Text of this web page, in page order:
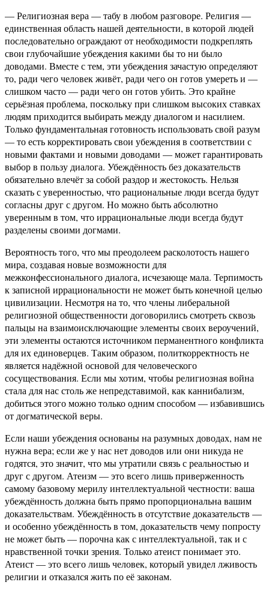
— Религиозная вера — табу в любом разговоре. Религия —
единственная область нашей деятельности, в которой людей
последовательно ограждают от необходимости подкреплять
свои глубочайшие убеждения какими бы то ни было
доводами. Вместе с тем, эти убеждения зачастую определяют
то, ради чего человек живёт, ради чего он готов умереть и —
слишком часто — ради чего он готов убить. Это крайне
серьёзная проблема, поскольку при слишком высоких ставках
людям приходится выбирать между диалогом и насилием.
Только фундаментальная готовность использовать свой разум
— то есть корректировать свои убеждения в соответствии с
новыми фактами и новыми доводами — может гарантировать
выбор в пользу диалога. Убеждённость без доказательств
обязательно влечёт за собой раздор и жестокость. Нельзя
сказать с уверенностью, что рациональные люди всегда будут
согласны друг с другом. Но можно быть абсолютно
уверенным в том, что иррациональные люди всегда будут
разделены своими догмами.
Вероятность того, что мы преодолеем расколотость нашего
мира, создавая новые возможности для
межконфессионального диалога, исчезающе мала. Терпимость
к записной иррациональности не может быть конечной целью
цивилизации. Несмотря на то, что члены либеральной
религиозной общественности договорились смотреть сквозь
пальцы на взаимоисключающие элементы своих вероучений,
эти элементы остаются источником перманентного конфликта
для их единоверцев. Таким образом, политкорректность не
является надёжной основой для человеческого
сосуществования. Если мы хотим, чтобы религиозная война
стала для нас столь же непредставимой, как каннибализм,
добиться этого можно только одним способом — избавившись
от догматической веры.
Если наши убеждения основаны на разумных доводах, нам не
нужна вера; если же у нас нет доводов или они никуда не
годятся, это значит, что мы утратили связь с реальностью и
друг с другом. Атеизм — это всего лишь приверженность
самому базовому мерилу интеллектуальной честности: ваша
убеждённость должна быть прямо пропорциональна вашим
доказательствам. Убеждённость в отсутствие доказательств —
и особенно убеждённость в том, доказательств чему попросту
не может быть — порочна как с интеллектуальной, так и с
нравственной точки зрения. Только атеист понимает это.
Атеист — это всего лишь человек, который увидел лживость
религии и отказался жить по её законам.